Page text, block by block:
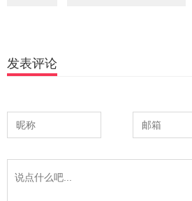
发表评论